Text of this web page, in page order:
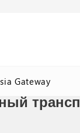
Gateway